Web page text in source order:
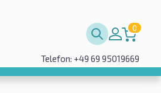
0
Telefon: +49 69 95019669